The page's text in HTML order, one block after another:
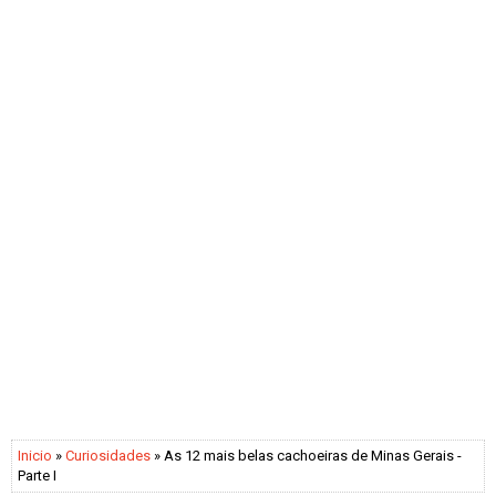
Inicio » Curiosidades » As 12 mais belas cachoeiras de Minas Gerais -
Parte I